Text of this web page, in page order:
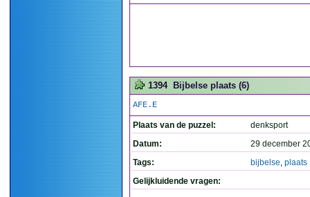
1394 Bijbelse plaats (6)
AFE.E
Plaats van de puzzel:
denksport
Datum:
29 december
Tags:
bijbelse, plaats
Gelijkluidende vragen: